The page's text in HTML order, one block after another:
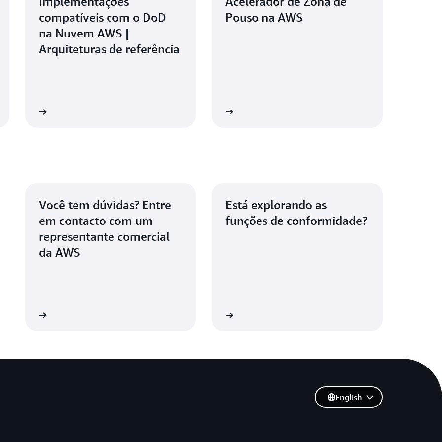
compatíveis com o DoD
na Nuvem AWS |
Arquiteturas de referência
Pouso na AWS
Você tem dúvidas? Entre
em contacto com um
representante comercial
da AWS
Está explorando as
funções de conformidade?
English